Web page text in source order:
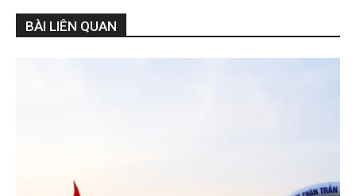
BÀI LIÊN QUAN